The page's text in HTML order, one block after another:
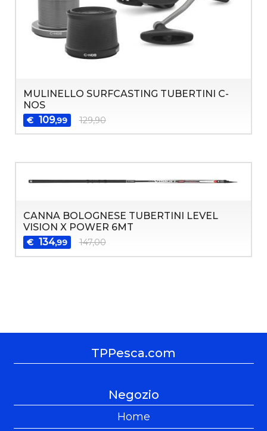
MULINELLO SURFCASTING TUBERTINI C-
NOS
€ 109,99 129,90
CANNA BOLOGNESE TUBERTINI LEVEL
VISION X POWER 6MT
€ 134,99 147,00
TPPesca.com
Negozio
Home